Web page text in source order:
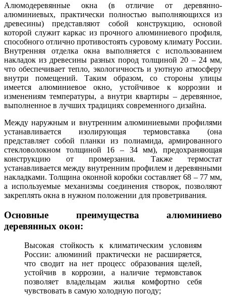
Алюмодеревянные окна (в отличие от деревянно-
алюминиевых, практически полностью выполняющихся из
древесины) представляют собой конструкцию, основой
которой служит каркас из прочного алюминиевого профиля,
способного отлично противостоять суровому климату России.
Внутренняя отделка окна выполняется с использованием
накладок из древесины разных пород толщиной 20 – 24 мм,
что обеспечивает тепло, экологичность и уютную атмосферу
внутри помещений. Таким образом, со стороны улицы
имеется алюминиевое окно, устойчивое к коррозии и
изменениям температуры, а внутри квартиры – деревянное,
выполненное в лучших традициях современного дизайна.
Между наружным и внутренним алюминиевыми профилями
устанавливается изолирующая термовставка (она
представляет собой планки из полиамида, армированного
стекловолокном толщиной 16 – 34 мм), предохраняющая
конструкцию от промерзания. Также термостат
устанавливается между внутренним профилем и деревянными
накладками. Толщина оконной коробки составляет 68 – 77 мм,
а используемые механизмы соединения створок, позволяют
закреплять окна в нужном положении для проветривания.
Основные преимущества алюминиево
деревянных окон:
Высокая стойкость к климатическим условиям
России: алюминий практически не расширяется,
что сводит на нет процесс образования щелей,
устойчив в коррозии, а наличие термовставок
позволяет владельцам жилья комфортно себя
чувствовать в самую холодную погоду;